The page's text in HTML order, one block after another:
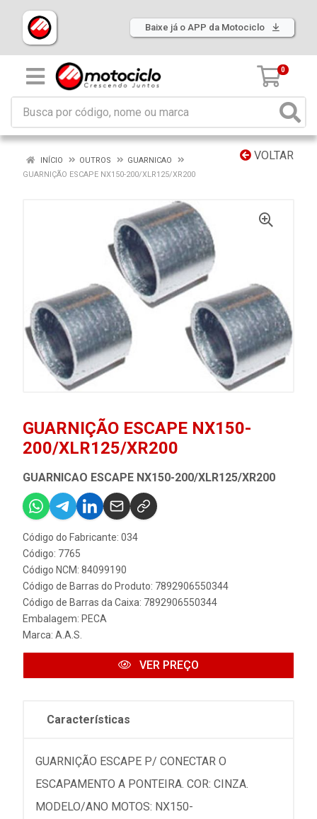
Baixe já o APP da Motociclo
0
VOLTAR
INÍCIO OUTROS
GUARNICAO
GUARNIÇÃO ESCAPE NX150-200/XLR125/XR200
GUARNIÇÃO ESCAPE NX150-
200/XLR125/XR200
GUARNICAO ESCAPE NX150-200/XLR125/XR200
Código do Fabricante: 034
Código: 7765
Código NCM: 84099190
Código de Barras do Produto: 7892906550344
Código de Barras da Caixa: 7892906550344
Embalagem: PECA
Marca: A.A.S.
VER PREÇO
Características
GUARNIÇÃO ESCAPE P/ CONECTAR O
ESCAPAMENTO A PONTEIRA. COR: CINZA.
MODELO/ANO MOTOS: NX150-